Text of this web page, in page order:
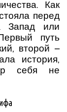
Как
перед
Запад или
путь
второй –
история,
себя не